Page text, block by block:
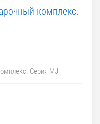
комплекс.
Серия MJ